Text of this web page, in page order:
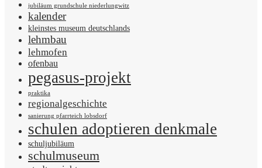
jubiläum grundschule niederlungwitz
kalender
kleinstes museum deutschlands
lehmbau
lehmofen
ofenbau
pegasus-projekt
praktika
regionalgeschichte
sanierung pfarrteich lobsdorf
schulen adoptieren denkmale
schuljubiläum
schulmuseum